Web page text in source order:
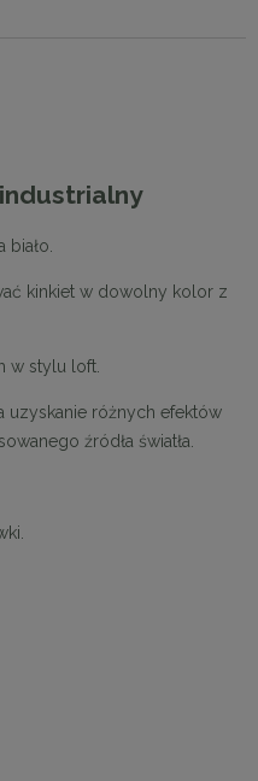
kinkiet w dowolny kolor z
w stylu loft.
uzyskanie różnych efektów
źródła światła.